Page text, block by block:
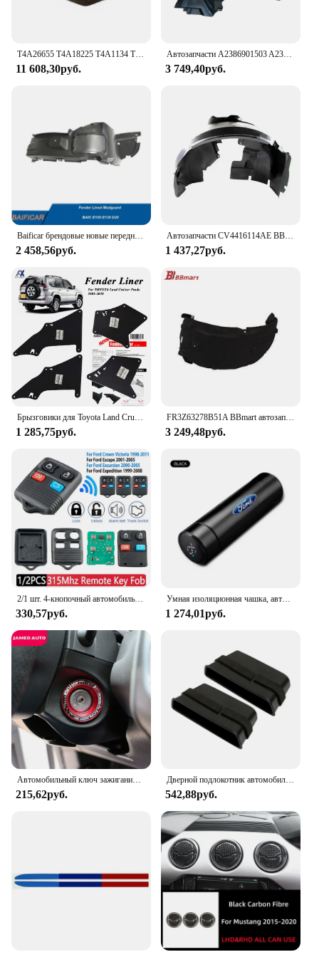
T4A26655 T4A18225 T4A1134 T4A13095 T4A1135 T4A13096 Автозапчасти Подкрылок переднего колеса для Jaguar F-PACE 2016-2020
11 608,30руб.
Автозапчасти A2386901503 A2386911700 BBmart 2шт переднее крыло L для Mercedes Benz W213 C238 E220 E300 E400 автомобильные аксессуары
3 749,40руб.
2 458,56руб.
Автозапчасти CV4416114AE BBmart, 1 шт., передний брызговик автомобиля, внутренний брызговик для Ford KUGA 2013-
1 437,27руб.
1 285,75руб.
FR3Z63278B51A BBmart автозапчасти 1 шт. автомобильный передний брызговик щит внутреннее крыло подкладка для Ford MUSTANG CZG 2015-
3 249,48руб.
330,57руб.
Умная изоляционная чашка, автомобильный термос, кружка, бутылка для воды, автоаксессуары для Ford Fiesta Focus mk2 mk3 Ranger Mondeo mk4 S-MAX Kuga
1 274,01руб.
Автомобильный ключ зажигания, кольцо для отделки, наклейка для Ford Focus 2 3 MK2 MK3 Kuga Escape Everest Mondeo
215,62руб.
Дверной подлокотник автомобиля, ручка для хранения, слот, чехол для Ford Mustang 2015-2021, аксессуары для интерьера
542,88руб.